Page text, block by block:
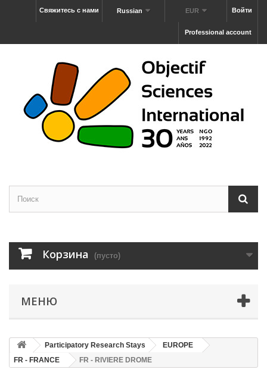
Войти
EUR
Russian
Свяжитесь с нами
Professional account
Корзина (пусто)
МЕНЮ
Participatory Research Stays
EUROPE
FR - FRANCE
FR - RIVIERE DROME